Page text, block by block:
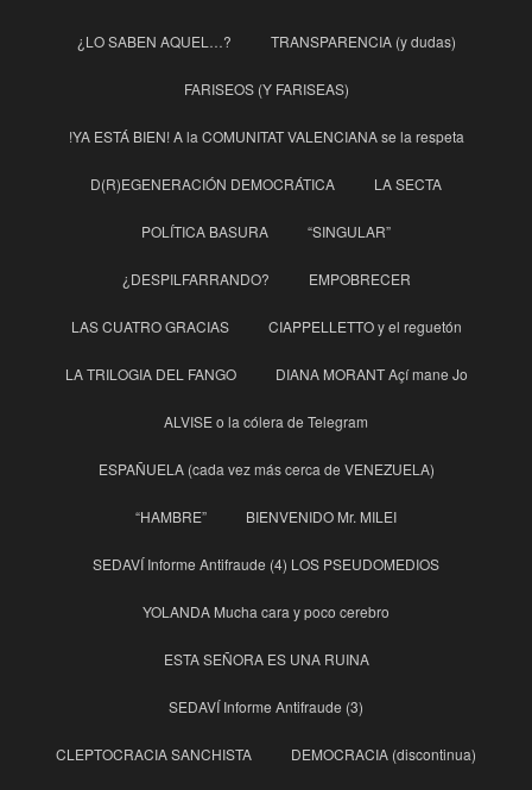
¿LO SABEN AQUEL…? TRANSPARENCIA (y dudas)
FARISEOS (Y FARISEAS)
!YA ESTÁ BIEN! A la COMUNITAT VALENCIANA se la respeta
D(R)EGENERACIÓN DEMOCRÁTICA LA SECTA
POLÍTICA BASURA “SINGULAR”
¿DESPILFARRANDO? EMPOBRECER
LAS CUATRO GRACIAS CIAPPELLETTO y el reguetón
LA TRILOGIA DEL FANGO DIANA MORANT Açí mane Jo
ALVISE o la cólera de Telegram
ESPAÑUELA (cada vez más cerca de VENEZUELA)
“HAMBRE” BIENVENIDO Mr. MILEI
SEDAVÍ Informe Antifraude (4) LOS PSEUDOMEDIOS
YOLANDA Mucha cara y poco cerebro
ESTA SEÑORA ES UNA RUINA
SEDAVÍ Informe Antifraude (3)
CLEPTOCRACIA SANCHISTA DEMOCRACIA (discontinua)